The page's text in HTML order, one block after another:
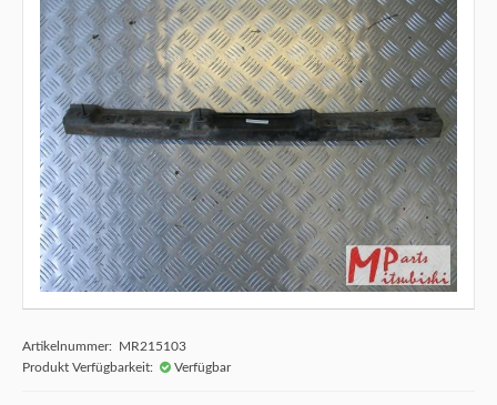
Artikelnummer: MR215103
Produkt Verfügbarkeit:
Verfügbar